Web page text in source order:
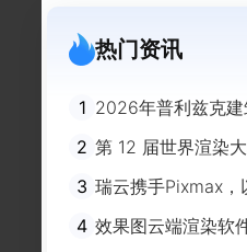
热门资讯
1 2026年普利兹克建
迪奇”经典作品欣赏
2 第 12 届世界渲染
3 瑞云携手Pixmax，
4 效果图云端渲染软